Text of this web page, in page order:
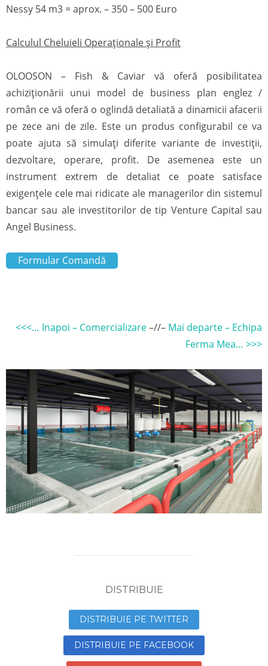
Nessy 54 m3 = aprox. – 350 – 500 Euro
Calculul Cheluieli Operaționale și Profit
OLOOSON – Fish & Caviar vă oferă posibilitatea
achiziționării unui model de business plan englez /
român ce vă oferă o oglindă detaliată a dinamicii afacerii
pe zece ani de zile. Este un produs configurabil ce va
poate ajuta să simulați diferite variante de investiții,
dezvoltare, operare, profit. De asemenea este un
instrument extrem de detaliat ce poate satisface
exigențele cele mai ridicate ale managerilor din sistemul
bancar sau ale investitorilor de tip Venture Capital sau
Angel Business.
Formular Comandă
<<<… Inapoi – Comercializare–//– Mai departe – Echipa
Ferma Mea… >>>
DISTRIBUIE
DISTRIBUIE PE TWITTER
DISTRIBUIE PE FACEBOOK